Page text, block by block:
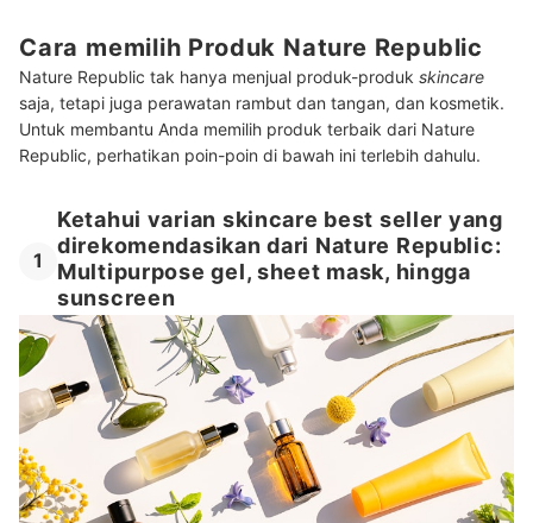
Cara memilih Produk Nature Republic
Nature Republic tak hanya menjual produk-produk skincare
saja, tetapi juga perawatan rambut dan tangan, dan kosmetik.
Untuk membantu Anda memilih produk terbaik dari Nature
Republic, perhatikan poin-poin di bawah ini terlebih dahulu.
1
Ketahui varian skincare best seller yang
direkomendasikan dari Nature Republic:
Multipurpose gel, sheet mask, hingga
sunscreen